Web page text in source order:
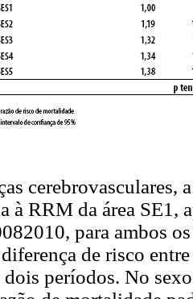
cerebrovasculares,
à RRM da área SE1,
para ambos
de risco
dois períodos. No